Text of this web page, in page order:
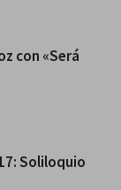
con «Será
17: Soliloquio